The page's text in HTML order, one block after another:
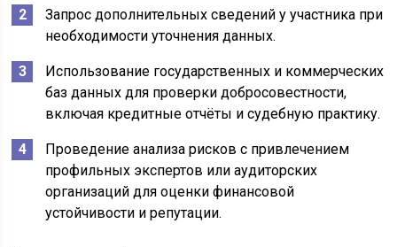
Запрос дополнительных сведений у участника при
необходимости уточнения данных.
Использование государственных и коммерческих
баз данных для проверки добросовестности,
включая кредитные отчёты и судебную практику.
Проведение анализа рисков с привлечением
профильных экспертов или аудиторских
организаций для оценки финансовой
устойчивости и репутации.